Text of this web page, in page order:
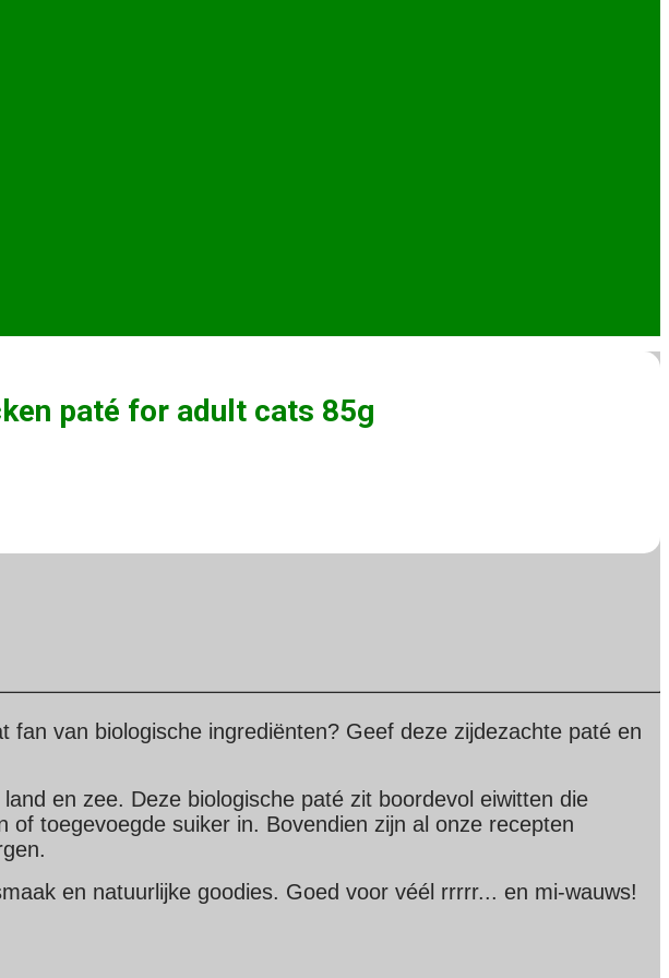
paté for adult cats 85g
van biologische ingrediënten? Geef deze zijdezachte paté en
en zee. Deze biologische paté zit boordevol eiwitten die
toegevoegde suiker in. Bovendien zijn al onze recepten
en natuurlijke goodies. Goed voor véél rrrrr... en mi-wauws!